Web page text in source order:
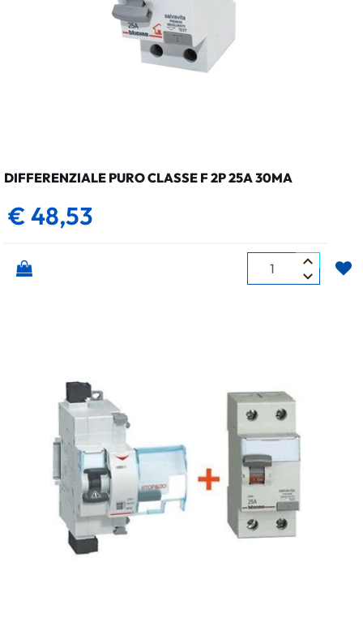
DIFFERENZIALE PURO CLASSE F 2P 25A 30MA
€ 48,53
Quantità